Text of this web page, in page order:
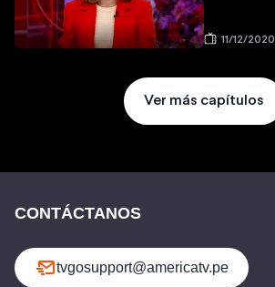
11/12/2020
Ver más capítulos
CONTÁCTANOS
tvgosupport@americatv.pe